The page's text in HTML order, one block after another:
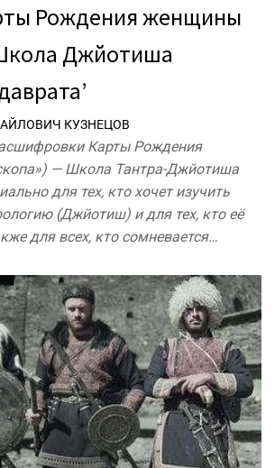
Рождения женщины
Джйотиша
КУЗНЕЦОВ
Карты Рождения
— Школа Тантра-Джйотиша
для тех, кто хочет изучить
(Джйотиш) и для тех, кто её
для всех, кто сомневается…